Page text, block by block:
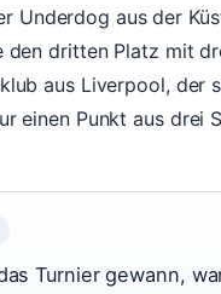
Underdog aus der
den dritten Platz mit
aus Liverpool, der
einen Punkt aus drei
Turnier gewann,